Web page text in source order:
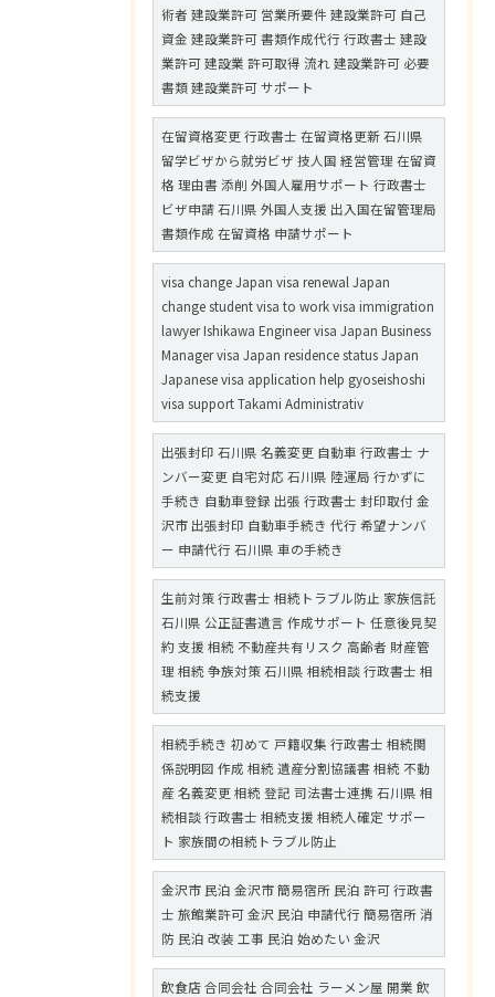
術者 建設業許可 営業所要件 建設業許可 自己
資金 建設業許可 書類作成代行 行政書士 建設
業許可 建設業 許可取得 流れ 建設業許可 必要
書類 建設業許可 サポート
在留資格変更 行政書士 在留資格更新 石川県
留学ビザから就労ビザ 技人国 経営管理 在留資
格 理由書 添削 外国人雇用サポート 行政書士
ビザ申請 石川県 外国人支援 出入国在留管理局
書類作成 在留資格 申請サポート
visa change Japan visa renewal Japan
change student visa to work visa immigration
lawyer Ishikawa Engineer visa Japan Business
Manager visa Japan residence status Japan
Japanese visa application help gyoseishoshi
visa support Takami Administrativ
出張封印 石川県 名義変更 自動車 行政書士 ナ
ンバー変更 自宅対応 石川県 陸運局 行かずに
手続き 自動車登録 出張 行政書士 封印取付 金
沢市 出張封印 自動車手続き 代行 希望ナンバ
ー 申請代行 石川県 車の手続き
生前対策 行政書士 相続トラブル防止 家族信託
石川県 公正証書遺言 作成サポート 任意後見契
約 支援 相続 不動産共有リスク 高齢者 財産管
理 相続 争族対策 石川県 相続相談 行政書士 相
続支援
相続手続き 初めて 戸籍収集 行政書士 相続関
係説明図 作成 相続 遺産分割協議書 相続 不動
産 名義変更 相続 登記 司法書士連携 石川県 相
続相談 行政書士 相続支援 相続人確定 サポー
ト 家族間の相続トラブル防止
金沢市 民泊 金沢市 簡易宿所 民泊 許可 行政書
士 旅館業許可 金沢 民泊 申請代行 簡易宿所 消
防 民泊 改装 工事 民泊 始めたい 金沢
飲食店 合同会社 合同会社 ラーメン屋 開業 飲